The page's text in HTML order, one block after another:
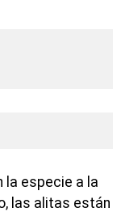
la especie a la
las alitas están